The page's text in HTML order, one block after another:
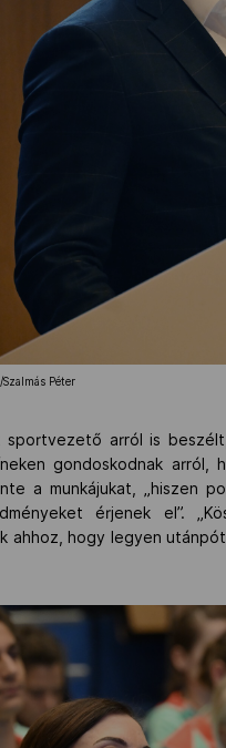
Szalmás Péter
sportvezető arról is
gondoskodnak
a munkájukat, „hiszen
érjenek el”.
ahhoz, hogy legyen